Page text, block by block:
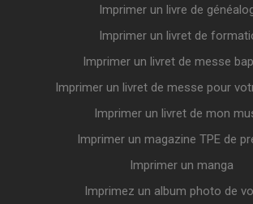
Imprimer un livre de
Imprimer un livret de
Imprimer un livret de messe
Imprimer un livret de messe pour
Imprimer un livret de mon
Imprimer un magazine TPE de
Imprimer un manga
Imprimez un album photo de